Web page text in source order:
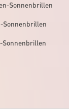
Sonnenbrillen
Sonnenbrillen
Sonnenbrillen